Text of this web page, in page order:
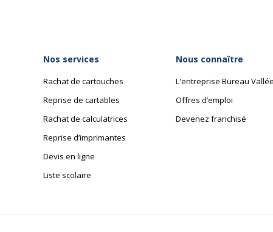
3219095805088
Dimensions et poids
Hauteur
Largeur
Nos services
Rachat de cartouches
Reprise de cartables
Rachat de calculatrices
Reprise d’imprimantes
Devis en ligne
Liste scolaire
Nous connaître
L'entreprise Bureau Vallée
Offres d’emploi
Devenez franchisé